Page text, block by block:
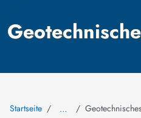
Startseite …